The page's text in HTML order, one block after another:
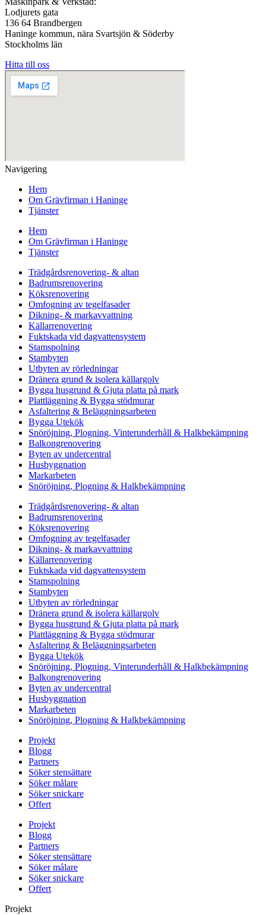
Lodjurets gata
136 64 Brandbergen
Haninge kommun, nära Svartsjön & Söderby
Stockholms län
Hitta till oss
Navigering
Hem
Om Grävfirman i Haninge
Tjänster
Hem
Om Grävfirman i Haninge
Tjänster
Trädgårdsrenovering- & altan
Badrumsrenovering
Köksrenovering
Omfogning av tegelfasader
Dikning- & markavvattning
Källarrenovering
Fuktskada vid dagvattensystem
Stamspolning
Stambyten
Utbyten av rörledningar
Dränera grund & isolera källargolv
Bygga husgrund & Gjuta platta på mark
Plattläggning & Bygga stödmurar
Asfaltering & Beläggningsarbeten
Bygga Utekök
Snöröjning, Plogning, Vinterunderhåll & Halkbekämpning
Balkongrenovering
Byten av undercentral
Husbyggnation
Markarbeten
Snöröjning, Plogning & Halkbekämpning
Trädgårdsrenovering- & altan
Badrumsrenovering
Köksrenovering
Omfogning av tegelfasader
Dikning- & markavvattning
Källarrenovering
Fuktskada vid dagvattensystem
Stamspolning
Stambyten
Utbyten av rörledningar
Dränera grund & isolera källargolv
Bygga husgrund & Gjuta platta på mark
Plattläggning & Bygga stödmurar
Asfaltering & Beläggningsarbeten
Bygga Utekök
Snöröjning, Plogning, Vinterunderhåll & Halkbekämpning
Balkongrenovering
Byten av undercentral
Husbyggnation
Markarbeten
Snöröjning, Plogning & Halkbekämpning
Projekt
Blogg
Partners
Söker stensättare
Söker målare
Söker snickare
Offert
Projekt
Blogg
Partners
Söker stensättare
Söker målare
Söker snickare
Offert
Projekt